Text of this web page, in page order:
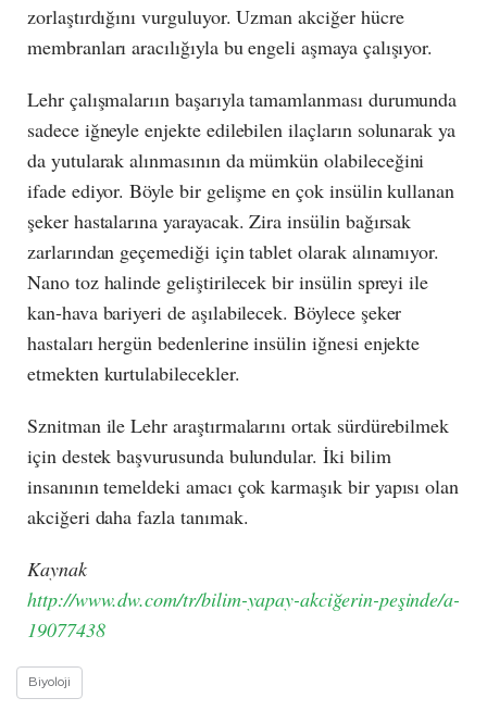
zorlaştırdığını vurguluyor. Uzman akciğer hücre
membranları aracılığıyla bu engeli aşmaya çalışıyor.
Lehr çalışmalarıın başarıyla tamamlanması durumunda
sadece iğneyle enjekte edilebilen ilaçların solunarak ya
da yutularak alınmasının da mümkün olabileceğini
ifade ediyor. Böyle bir gelişme en çok insülin kullanan
şeker hastalarına yarayacak. Zira insülin bağırsak
zarlarından geçemediği için tablet olarak alınamıyor.
Nano toz halinde geliştirilecek bir insülin spreyi ile
kan-hava bariyeri de aşılabilecek. Böylece şeker
hastaları hergün bedenlerine insülin iğnesi enjekte
etmekten kurtulabilecekler.
Sznitman ile Lehr araştırmalarını ortak sürdürebilmek
için destek başvurusunda bulundular. İki bilim
insanının temeldeki amacı çok karmaşık bir yapısı olan
akciğeri daha fazla tanımak.
Kaynak
http://www.dw.com/tr/bilim-yapay-akciğerin-peşinde/a-
19077438
Biyoloji